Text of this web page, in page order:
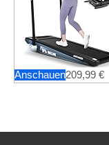
Anschauen209,99 €